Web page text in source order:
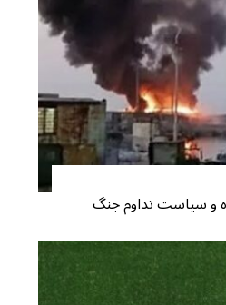
و سیاست تداوم جنگ